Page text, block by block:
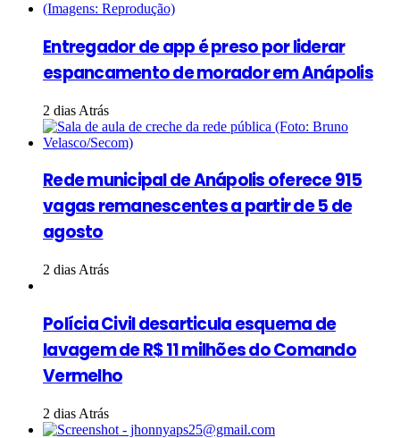
Entregador de app é preso por liderar
espancamento de morador em Anápolis
2 dias Atrás
Rede municipal de Anápolis oferece 915
vagas remanescentes a partir de 5 de
agosto
2 dias Atrás
Polícia Civil desarticula esquema de
lavagem de R$ 11 milhões do Comando
Vermelho
2 dias Atrás